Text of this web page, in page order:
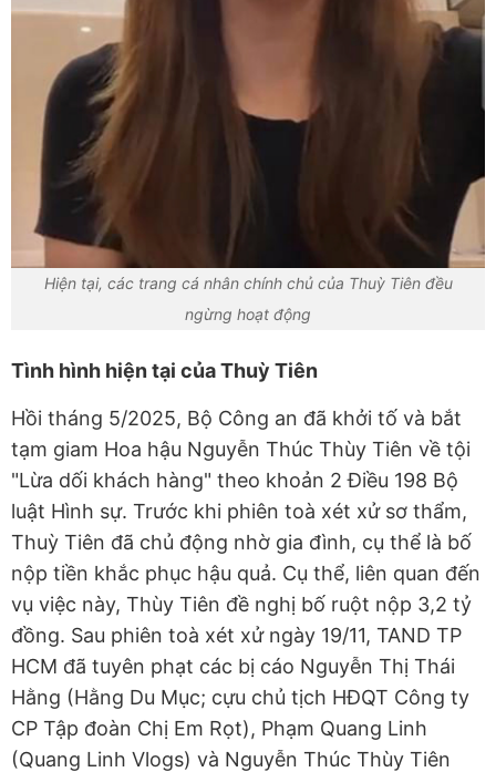
Hiện tại, các trang cá nhân chính chủ của Thuỳ Tiên đều
ngừng hoạt động
Tình hình hiện tại của Thuỳ Tiên
Hồi tháng 5/2025, Bộ Công an đã khởi tố và bắt
tạm giam Hoa hậu Nguyễn Thúc Thùy Tiên về tội
"Lừa dối khách hàng" theo khoản 2 Điều 198 Bộ
luật Hình sự. Trước khi phiên toà xét xử sơ thẩm,
Thuỳ Tiên đã chủ động nhờ gia đình, cụ thể là bố
nộp tiền khắc phục hậu quả. Cụ thể, liên quan đến
vụ việc này, Thùy Tiên đề nghị bố ruột nộp 3,2 tỷ
đồng. Sau phiên toà xét xử ngày 19/11, TAND TP
HCM đã tuyên phạt các bị cáo Nguyễn Thị Thái
Hằng (Hằng Du Mục; cựu chủ tịch HĐQT Công ty
CP Tập đoàn Chị Em Rọt), Phạm Quang Linh
(Quang Linh Vlogs) và Nguyễn Thúc Thùy Tiên